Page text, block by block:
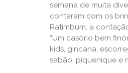
semana de muita
contaram com os
Ratimbum, a
“Um casório bem
kids, gincana,
sabão, piquenique e